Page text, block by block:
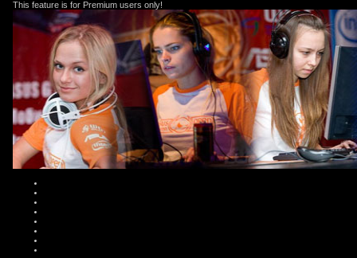
This feature is for Premium users only!